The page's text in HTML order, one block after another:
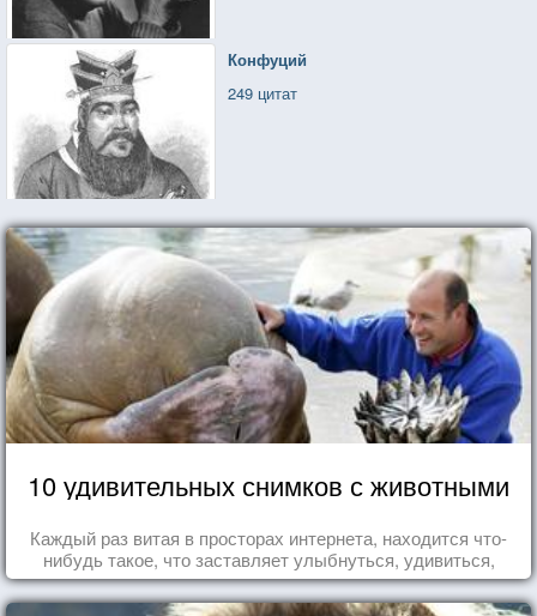
Конфуций
249 цитат
10 удивительных снимков с животными
Каждый раз витая в просторах интернета, находится что-
нибудь такое, что заставляет улыбнуться, удивиться,
восхититься...